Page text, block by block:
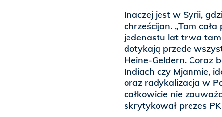
Inaczej jest w Syrii,
chrześcijan. „Tam
jedenastu lat trwa tam
dotykają przede
Heine-Geldern. Coraz
Indiach czy Mjanmie,
oraz radykalizacja w
całkowicie nie
skrytykował prezes